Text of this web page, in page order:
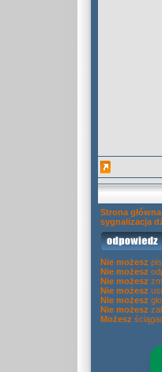
Strona główna
sygnalizacja
Nie możesz
Nie możesz
Nie możesz
Nie możesz
Nie możesz
Nie możesz
Możesz